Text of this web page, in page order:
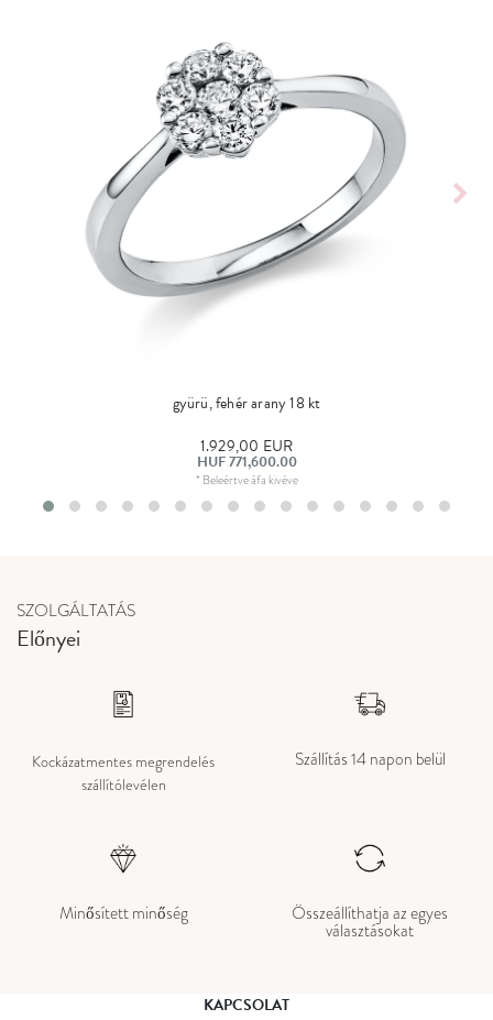
gyürü, fehér arany 18 kt
1.929,00 EUR
HUF 771,600.00
* Beleértve áfa kivéve
SZOLGÁLTATÁS
Előnyei
Kockázatmentes megrendelés
szállítólevélen
Szállítás 14 napon belül
Minősített minőség Összeállíthatja az egyes
választásokat
KAPCSOLAT